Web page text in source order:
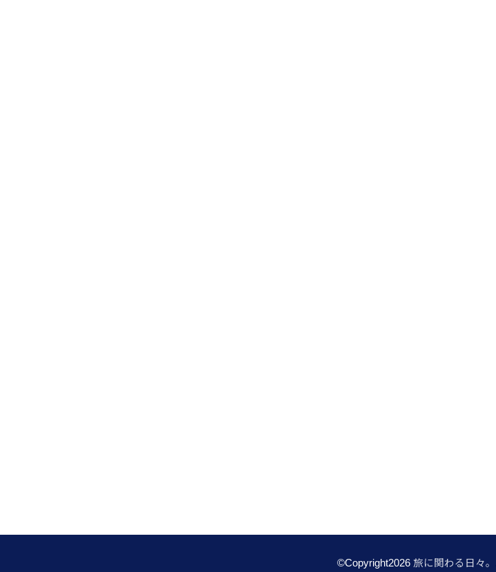
©Copyright2026 旅に関わる日々。